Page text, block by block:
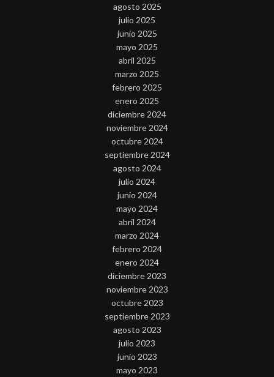
agosto 2025
julio 2025
junio 2025
mayo 2025
abril 2025
marzo 2025
febrero 2025
enero 2025
diciembre 2024
noviembre 2024
octubre 2024
septiembre 2024
agosto 2024
julio 2024
junio 2024
mayo 2024
abril 2024
marzo 2024
febrero 2024
enero 2024
diciembre 2023
noviembre 2023
octubre 2023
septiembre 2023
agosto 2023
julio 2023
junio 2023
mayo 2023